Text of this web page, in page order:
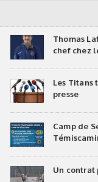
Thomas
chef chez
Les Titans
presse
Camp de
Un contrat